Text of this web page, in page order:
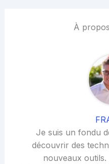
À
Je suis un fondu
découvrir des
nouveaux